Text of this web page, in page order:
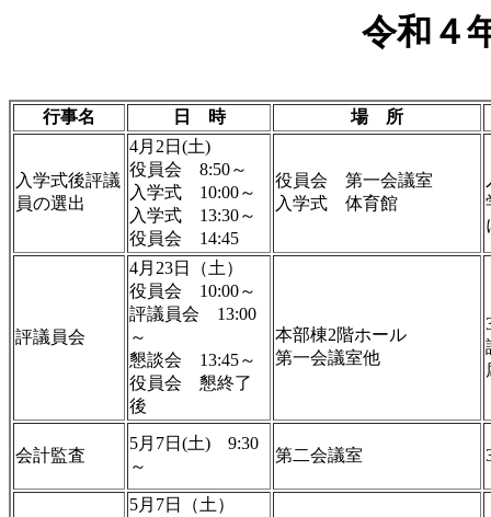
令和４
行事名 日 時 場 所
入学式後評議
員の選出
4月2日(土)
役員会 8:50～
入学式 10:00～
入学式 13:30～
役員会 14:45
役員会 第一会議室
入学式 体育館
評議員会
4月23日（土）
役員会 10:00～
評議員会 13:00
～
懇談会 13:45～
役員会 懇終了
後
本部棟2階ホール
第一会議室他
会計監査
5月7日(土) 9:30
～
第二会議室
5月7日（土）